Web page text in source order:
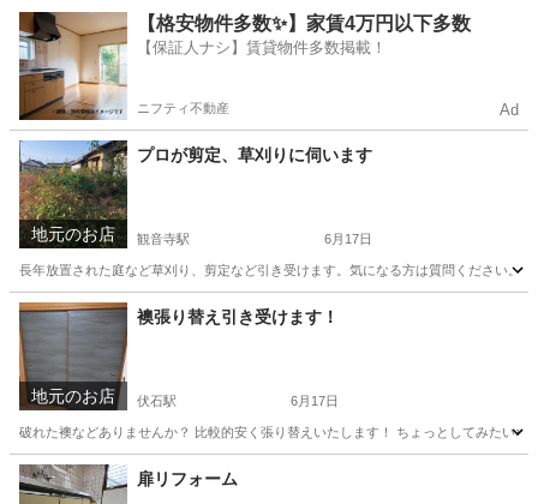
香川 高松市 伏石駅 その他
【格安物件多数✨】家賃4万円以下多数
【保証人ナシ】賃貸物件多数掲載！
ニフティ不動産 Ad
地元のお店
プロが剪定、草刈りに伺います
観音寺駅 6月17日
長年放置された庭など草刈り、剪定など引き受けます。気になる方は質問ください。
香川 観音寺市 観音寺駅 草刈り 空き地
地元のお店
襖張り替え引き受けます！
伏石駅 6月17日
破れた襖などありませんか？ 比較的安く張り替えいたします！ ちょっとしてみたい
香川 高松市 伏石駅 その他
扉リフォーム